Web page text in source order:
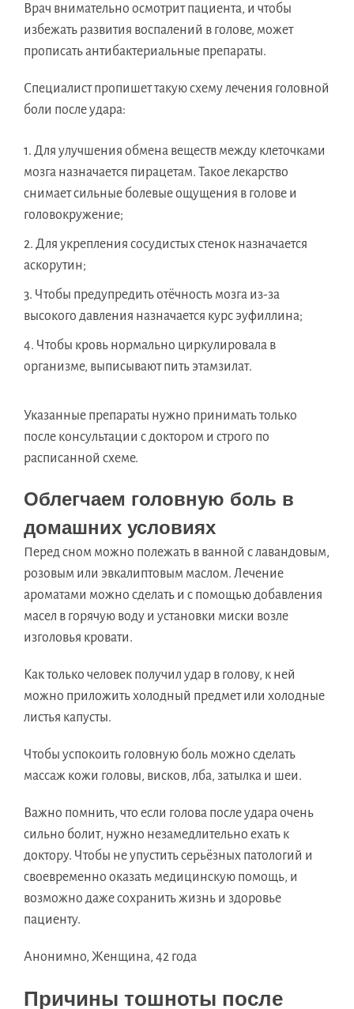
Врач внимательно осмотрит пациента, и чтобы
избежать развития воспалений в голове, может
прописать антибактериальные препараты.
Специалист пропишет такую схему лечения головной
боли после удара:
Для улучшения обмена веществ между клеточками
мозга назначается пирацетам. Такое лекарство
снимает сильные болевые ощущения в голове и
головокружение;
Для укрепления сосудистых стенок назначается
аскорутин;
Чтобы предупредить отёчность мозга из-за
высокого давления назначается курс эуфиллина;
Чтобы кровь нормально циркулировала в
организме, выписывают пить этамзилат.
Указанные препараты нужно принимать только
после консультации с доктором и строго по
расписанной схеме.
Облегчаем головную боль в
домашних условиях
Перед сном можно полежать в ванной с лавандовым,
розовым или эвкалиптовым маслом. Лечение
ароматами можно сделать и с помощью добавления
масел в горячую воду и установки миски возле
изголовья кровати.
Как только человек получил удар в голову, к ней
можно приложить холодный предмет или холодные
листья капусты.
Чтобы успокоить головную боль можно сделать
массаж кожи головы, висков, лба, затылка и шеи.
Важно помнить, что если голова после удара очень
сильно болит, нужно незамедлительно ехать к
доктору. Чтобы не упустить серьёзных патологий и
своевременно оказать медицинскую помощь, и
возможно даже сохранить жизнь и здоровье
пациенту.
Анонимно, Женщина, 42 года
Причины тошноты после